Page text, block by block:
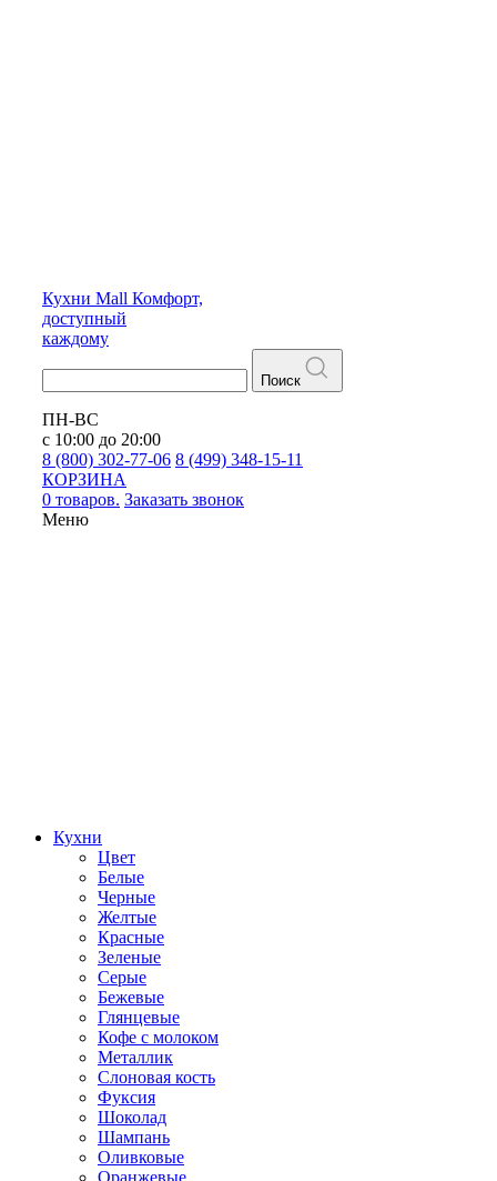
Кухни Mall Комфорт,
доступный
каждому
Поиск
ПН-ВС
с 10:00 до 20:00
8 (800) 302-77-06 8 (499) 348-15-11
КОРЗИНА
0 товаров. Заказать звонок
Меню
Кухни
Цвет
Белые
Черные
Желтые
Красные
Зеленые
Серые
Бежевые
Глянцевые
Кофе с молоком
Металлик
Слоновая кость
Фуксия
Шоколад
Шампань
Оливковые
Оранжевые